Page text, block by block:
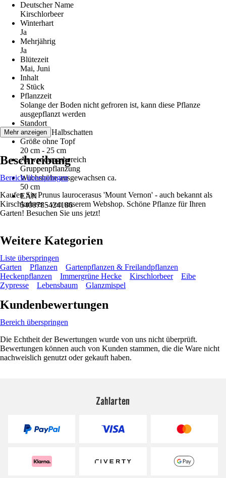
Deutscher Name
Kirschlorbeer
Winterhart
Ja
Mehrjährig
Ja
Blütezeit
Mai, Juni
Inhalt
2 Stück
Pflanzzeit
Solange der Boden nicht gefroren ist, kann diese Pflanze
ausgepflanzt werden
Standort
Schatten, Halbschatten
Größe ohne Topf
20 cm - 25 cm
Anwendungsbereich
Gruppenpflanzung
Wuchshöhe ausgewachsen ca.
50 cm
EAN
5400785424186
Mehr anzeigen
Beschreibung
Bereich überspringen
Kaufen Sie Prunus laurocerasus 'Mount Vernon' - auch bekannt als
Kirschlorbeer - von unserem Webshop. Schöne Pflanze für Ihren
Garten! Besuchen Sie uns jetzt!
Weitere Kategorien
Liste überspringen
Garten
Pflanzen
Gartenpflanzen & Freilandpflanzen
Heckenpflanzen
Immergrüne Hecke Kirschlorbeer
Eibe
Zypresse
Lebensbaum Glanzmispel
Kundenbewertungen
Bereich überspringen
Die Echtheit der Bewertungen wurde von uns nicht überprüft.
Bewertungen können auch von Kunden stammen, die die Ware nicht
nachweislich genutzt oder gekauft haben.
Zahlarten